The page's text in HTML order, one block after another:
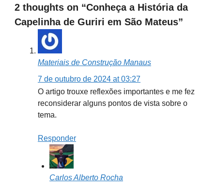
2 thoughts on “Conheça a História da
Capelinha de Guriri em São Mateus”
Materiais de Construção Manaus
7 de outubro de 2024 at 03:27
O artigo trouxe reflexões importantes e me fez
reconsiderar alguns pontos de vista sobre o
tema.
Responder
Carlos Alberto Rocha